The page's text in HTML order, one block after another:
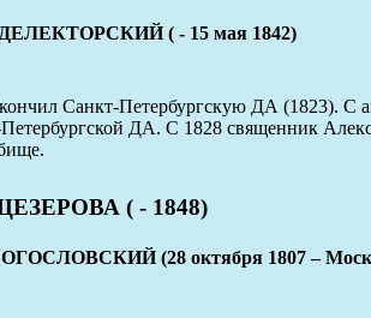
( - 15 мая 1842)
Санкт-Петербургскую ДА (1823). С
Петербургской ДА. С 1828 священник
( - 1848)
(28 октября 1807 –